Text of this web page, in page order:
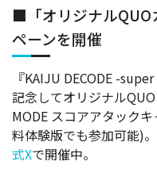
『KAIJU DECODE -
記念してオリジナル
MODE スコアアタック
料体験版でも参加可能)
式Xで開催中。